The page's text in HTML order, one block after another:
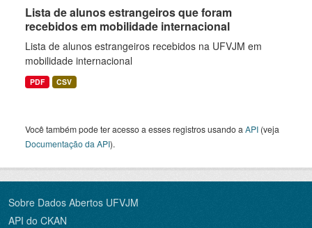
Lista de alunos estrangeiros que foram
recebidos em mobilidade internacional
Lista de alunos estrangeiros recebidos na UFVJM em
mobilidade internacional
PDF CSV
Você também pode ter acesso a esses registros usando a API (veja
Documentação da API).
Sobre Dados Abertos UFVJM
API do CKAN